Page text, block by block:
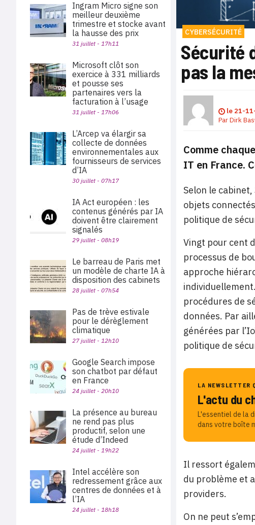
CYBERSÉCURITÉ
Sécurité
pas la
le 21-
ParDirk
Comme
IT en France.
Selon le
objets
politique de
Vingt pour cent
processus de
approche
procédures de
données. Par
générées par
politique de
LA NEWSLETTER
L'actu du
L'essentiel de la
dans votre boîte
Il ressort
du problème et
providers.
On ne peut
Ingram Micro signe son
meilleur deuxième
trimestre et stocke avant
la hausse des prix
31 juillet - 17h11
Microsoft clôt son
exercice à 331 milliards
et pousse ses
partenaires vers la
facturation à l’usage
31 juillet - 17h06
L’Arcep va élargir sa
collecte de données
environnementales aux
fournisseurs de services
d’IA
30 juillet - 07h17
IA Act européen : les
contenus générés par IA
doivent être clairement
signalés
29 juillet - 08h19
Le barreau de Paris met
un modèle de charte IA à
disposition des cabinets
28 juillet - 07h54
Pas de trève estivale
pour le dérèglement
climatique
27 juillet - 12h10
Google Search impose
son chatbot par défaut
en France
24 juillet - 20h10
La présence au bureau
ne rend pas plus
productif, selon une
étude d’Indeed
24 juillet - 19h22
Intel accélère son
redressement grâce aux
centres de données et à
l’IA
24 juillet - 18h18